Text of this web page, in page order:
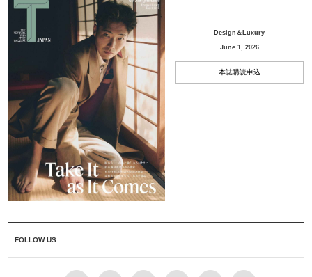
Design＆Luxury
June 1, 2026
本誌購読申込
FOLLOW US